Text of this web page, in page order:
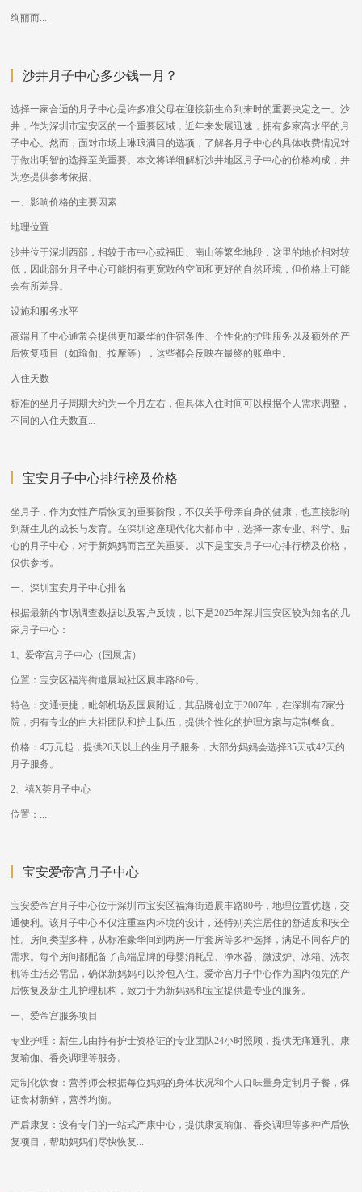
绚丽而...
沙井月子中心多少钱一月？
选择一家合适的月子中心是许多准父母在迎接新生命到来时的重要决定之一。沙
井，作为深圳市宝安区的一个重要区域，近年来发展迅速，拥有多家高水平的月
子中心。然而，面对市场上琳琅满目的选项，了解各月子中心的具体收费情况对
于做出明智的选择至关重要。本文将详细解析沙井地区月子中心的价格构成，并
为您提供参考依据。
一、影响价格的主要因素
地理位置
沙井位于深圳西部，相较于市中心或福田、南山等繁华地段，这里的地价相对较
低，因此部分月子中心可能拥有更宽敞的空间和更好的自然环境，但价格上可能
会有所差异。
设施和服务水平
高端月子中心通常会提供更加豪华的住宿条件、个性化的护理服务以及额外的产
后恢复项目（如瑜伽、按摩等），这些都会反映在最终的账单中。
入住天数
标准的坐月子周期大约为一个月左右，但具体入住时间可以根据个人需求调整，
不同的入住天数直...
宝安月子中心排行榜及价格
坐月子，作为女性产后恢复的重要阶段，不仅关乎母亲自身的健康，也直接影响
到新生儿的成长与发育。在深圳这座现代化大都市中，选择一家专业、科学、贴
心的月子中心，对于新妈妈而言至关重要。以下是宝安月子中心排行榜及价格，
仅供参考。
一、深圳宝安月子中心排名
根据最新的市场调查数据以及客户反馈，以下是2025年深圳宝安区较为知名的几
家月子中心：
1、爱帝宫月子中心（国展店）
位置：宝安区福海街道展城社区展丰路80号。
特色：交通便捷，毗邻机场及国展附近，其品牌创立于2007年，在深圳有7家分
院，拥有专业的白大褂团队和护士队伍，提供个性化的护理方案与定制餐食。
价格：4万元起，提供26天以上的坐月子服务，大部分妈妈会选择35天或42天的
月子服务。
2、禧X荟月子中心
位置：...
宝安爱帝宫月子中心
宝安爱帝宫月子中心位于深圳市宝安区福海街道展丰路80号，地理位置优越，交
通便利。该月子中心不仅注重室内环境的设计，还特别关注居住的舒适度和安全
性。房间类型多样，从标准豪华间到两房一厅套房等多种选择，满足不同客户的
需求。每个房间都配备了高端品牌的母婴消耗品、净水器、微波炉、冰箱、洗衣
机等生活必需品，确保新妈妈可以拎包入住。爱帝宫月子中心作为国内领先的产
后恢复及新生儿护理机构，致力于为新妈妈和宝宝提供最专业的服务。
一、爱帝宫服务项目
专业护理：新生儿由持有护士资格证的专业团队24小时照顾，提供无痛通乳、康
复瑜伽、香灸调理等服务。
定制化饮食：营养师会根据每位妈妈的身体状况和个人口味量身定制月子餐，保
证食材新鲜，营养均衡。
产后康复：设有专门的一站式产康中心，提供康复瑜伽、香灸调理等多种产后恢
复项目，帮助妈妈们尽快恢复...